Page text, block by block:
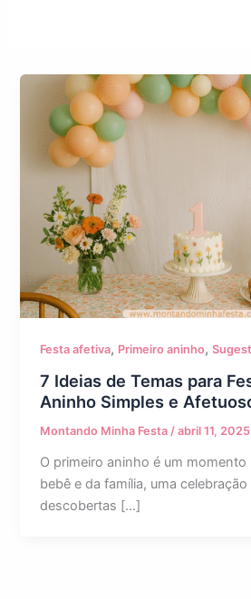
Festa afetiva, Primeiro aninho,
7 Ideias de Temas para
Aninho Simples e
Montando Minha Festa/abril 11, 2025
O primeiro aninho é um
bebê e da família, uma
descobertas […]